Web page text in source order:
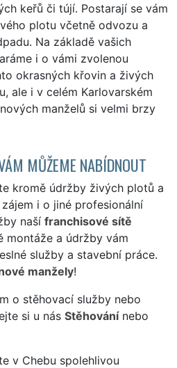
keřů či tújí. Postarají se vám
plotu včetně odvozu a
Na základě vašich
i o vámi zvolenou
okrasných křovin a živých
ale i v celém Karlovarském
manželů si velmi brzy
MŮŽEME NABÍDNOUT
kromě údržby živých plotů a
i o jiné profesionální
naší franchisové sítě
montáže a údržby vám
služby a stavební práce.
manžely!
o stěhovací služby nebo
si u nás Stěhovánínebo
v Chebu spolehlivou